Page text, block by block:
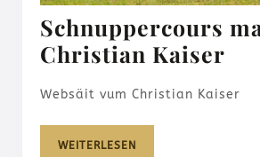
Schnuppercours
Christian Kaiser
Websäit vum Christian Kaiser
WEITERLESEN